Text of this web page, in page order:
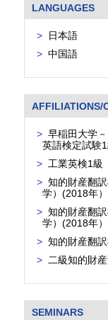
LANGUAGES
日本語
中国語
AFFILIATIONS/
早稲田大学
英語検定試験1
工業英検1級
知的財産翻
学）(2018年）
知的財産翻
学）(2018年）
知的財産翻
二級知的財
SEMINARS